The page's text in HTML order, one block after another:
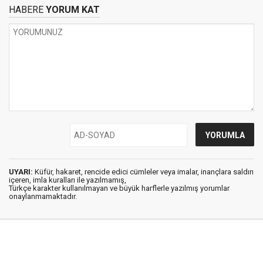
HABERE YORUM KAT
UYARI: Küfür, hakaret, rencide edici cümleler veya imalar, inançlara saldırı
içeren, imla kuralları ile yazılmamış,
Türkçe karakter kullanılmayan ve büyük harflerle yazılmış yorumlar
onaylanmamaktadır.